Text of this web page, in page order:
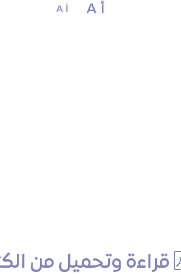
أ A أ A
قراءة وتحميل من